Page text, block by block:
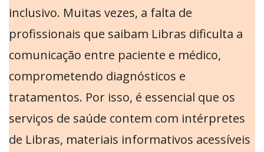
inclusivo. Muitas vezes, a falta de
profissionais que saibam Libras dificulta a
comunicação entre paciente e médico,
comprometendo diagnósticos e
tratamentos. Por isso, é essencial que os
serviços de saúde contem com intérpretes
de Libras, materiais informativos acessíveis